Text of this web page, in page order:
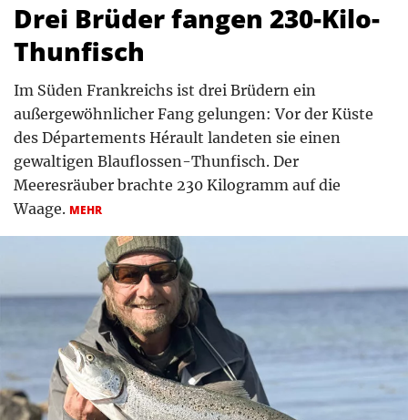
Drei Brüder fangen 230-Kilo-
Thunfisch
Im Süden Frankreichs ist drei Brüdern ein
außergewöhnlicher Fang gelungen: Vor der Küste
des Départements Hérault landeten sie einen
gewaltigen Blauflossen-Thunfisch. Der
Meeresräuber brachte 230 Kilogramm auf die
Waage. MEHR